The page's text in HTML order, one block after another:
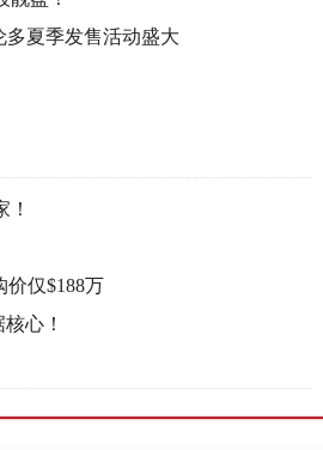
夏季发售活动盛大
仅$188万
心！